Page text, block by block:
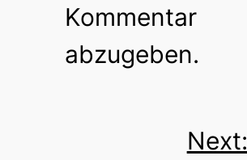
Kommentar
abzugeben.
Next: